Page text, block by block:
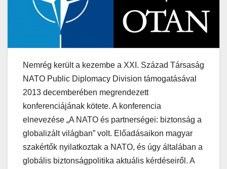
Nemrég került a kezembe a XXI. Század Társaság
NATO Public Diplomacy Division támogatásával
2013 decemberében megrendezett
konferenciájának kötete. A konferencia
elnevezése „A NATO és partnerségei: biztonság a
globalizált világban” volt. Előadásaikon magyar
szakértők nyilatkoztak a NATO, és úgy általában a
globális biztonságpolitika aktuális kérdéseiről. A